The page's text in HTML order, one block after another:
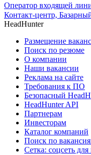
Оператор входящей
Контакт-центр,
HeadHunter
Размещение
Поиск по резюме
О компании
Наши вакансии
Реклама на сайте
Требования к ПО
Безопасный
HeadHunter API
Партнерам
Инвесторам
Каталог компаний
Поиск по
Сетка: соцсеть